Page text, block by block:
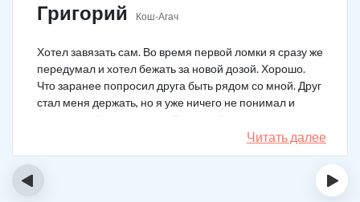
Григорий Кош-Агач
Хотел завязать сам. Во время первой ломки я сразу же
передумал и хотел бежать за новой дозой. Хорошо.
Что заранее попросил друга быть рядом со мной. Друг
стал меня держать, но я уже ничего не понимал и
начал силой вырываться. Тогда мой товарищ просто
связан меня и позвонил в клинику. На дом приехал
нарколог, мне сделали какую-то капельницу, после
для прохождения курса реабилитации, так я и сделал.
Читать далее
‹ ›